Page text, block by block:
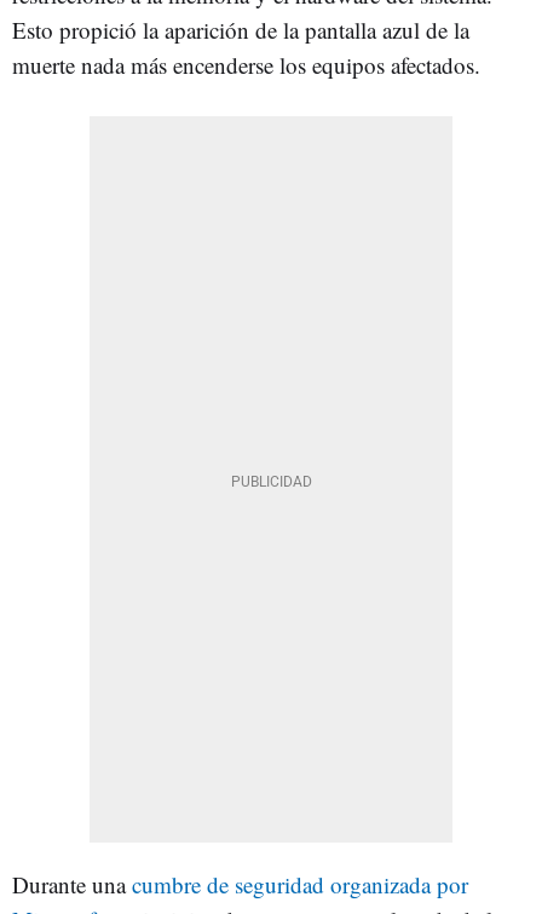
Esto propició la aparición de la pantalla azul de la
muerte nada más encenderse los equipos afectados.
Durante unacumbre de seguridad organizada por